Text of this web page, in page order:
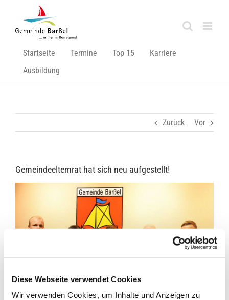
Diese Webseite verwendet Cookies
Wir verwenden Cookies, um Inhalte und Anzeigen zu
springen
Startseite Termine Top 15
Karriere
Ausbildung
Zurück Vor
Gemeindeelternrat hat sich neu aufgestellt!